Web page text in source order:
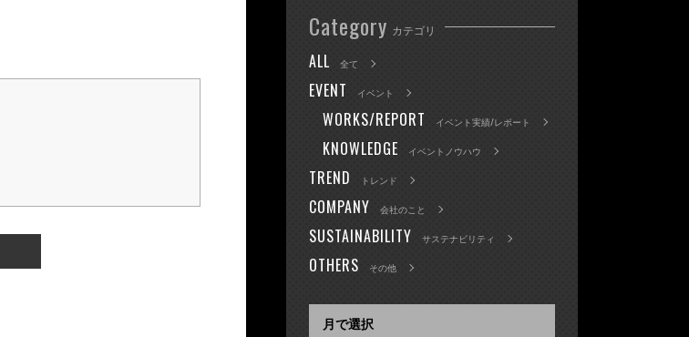
Category カテゴリ
ALL 全て
EVENT イベント
WORKS/REPORT イベント実績/レポート
KNOWLEDGE イベントノウハウ
TREND トレンド
COMPANY 会社のこと
SUSTAINABILITY サステナビリティ
OTHERS その他